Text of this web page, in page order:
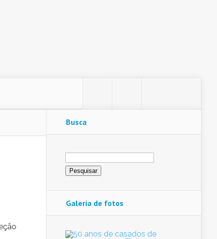
Busca
Pesquisar
por:
Galeria de fotos